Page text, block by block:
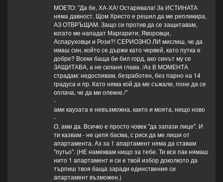
МОЕТО: "Да бе, ХА-ХА! Остарявала! За ИСТИНАТА
няма давност. Щом Христо е решил да ме репликира,
АЗ ОТВРЪЩАМ. Защо си против да се защитавам,
когато ме нападат Маргарити, Яворовци,
Аспаруховци и Рози?! СЕРИОЗНО ЛИ мислиш, че да
имаш син, който се държи като червей, като путка е
добре? Всеки баща би бил горд, ако синът му се
ЗАЩИТАВА, а не скланя глава. /Аз В МОМЕНТА
страдам: недоспивам, безработен, без парно на 14
градуса и пр. Като няма кой да ме съжали, поне да се
оплача, че да ми олекне./"
-
ами каузата е невъзможна, както и моята, нищо ново
-
О, ами да. Всичко е просто човек "да запази лице". И
ти казвам - не цепя басма, с риск да ме лиши от
апартамента. Аз за 1 апартамент няма да ставам
"путьо". (НЕ намеквам нищо за тебе. Ти все пак нямаш
нито 1 апартамент и си е твой избор доколкото да
търпиш твоя баща заради единствения си
апартамент възможен.)